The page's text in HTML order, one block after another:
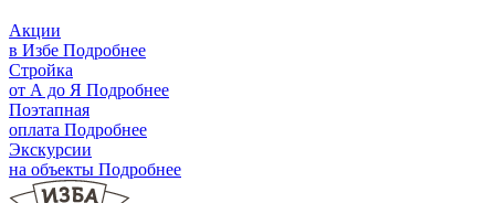
Акции
в Избе Подробнее
Стройка
от А до Я Подробнее
Поэтапная
оплата Подробнее
Экскурсии
на объекты Подробнее